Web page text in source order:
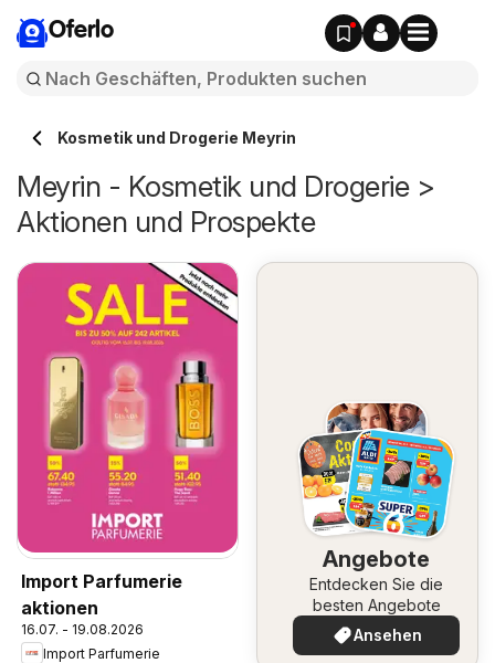
Oferlo
Kosmetik und Drogerie Meyrin
Meyrin - Kosmetik und Drogerie >
Aktionen und Prospekte
Import Parfumerie
aktionen
16.07. - 19.08.2026
Import Parfumerie
Angebote
Entdecken Sie die
besten Angebote
Ansehen